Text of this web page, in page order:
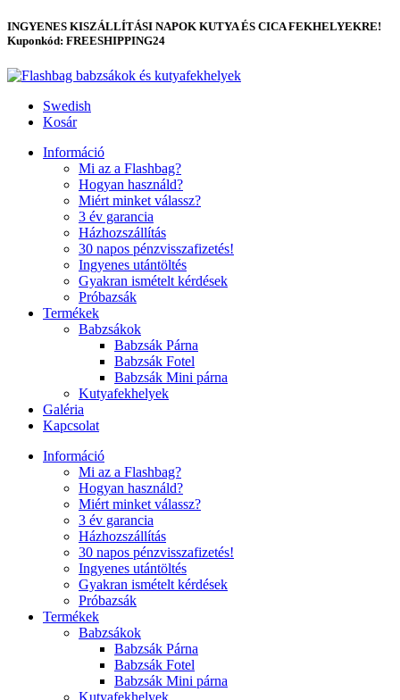
INGYENES KISZÁLLÍTÁSI NAPOK KUTYA ÉS CICA FEKHELYEKRE!
Kuponkód: FREESHIPPING24
Swedish
Kosár
Információ
Mi az a Flashbag?
Hogyan használd?
Miért minket válassz?
3 év garancia
Házhozszállítás
30 napos pénzvisszafizetés!
Ingyenes utántöltés
Gyakran ismételt kérdések
Próbazsák
Termékek
Babzsákok
Babzsák Párna
Babzsák Fotel
Babzsák Mini párna
Kutyafekhelyek
Galéria
Kapcsolat
Információ
Mi az a Flashbag?
Hogyan használd?
Miért minket válassz?
3 év garancia
Házhozszállítás
30 napos pénzvisszafizetés!
Ingyenes utántöltés
Gyakran ismételt kérdések
Próbazsák
Termékek
Babzsákok
Babzsák Párna
Babzsák Fotel
Babzsák Mini párna